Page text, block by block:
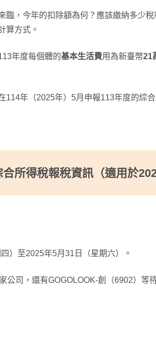
臨，今年的扣除額為何？應該繳納多少
算方式。
年度每個體的基本生活費用為新臺幣21
114年（2025年）5月申報113年度的綜合
所得稅報稅資訊（適用於
）至2025年5月31日（星期六）。
公司，還有GOGOLOOK-創（6902）等